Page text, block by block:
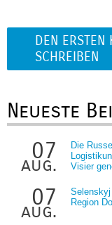
DEN ERSTEN
SCHREIBEN
Neueste
07
aug.
Die
Visier
07
aug.
Selenskyj
Region